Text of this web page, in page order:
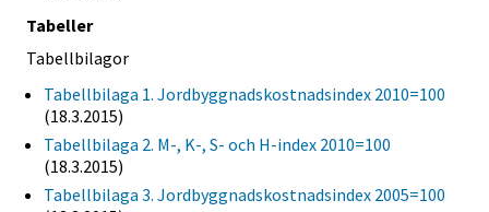
Tabeller
Tabellbilagor
Tabellbilaga 1. Jordbyggnadskostnadsindex 2010=100
(18.3.2015)
Tabellbilaga 2. M-, K-, S- och H-index 2010=100
(18.3.2015)
Tabellbilaga 3. Jordbyggnadskostnadsindex 2005=100